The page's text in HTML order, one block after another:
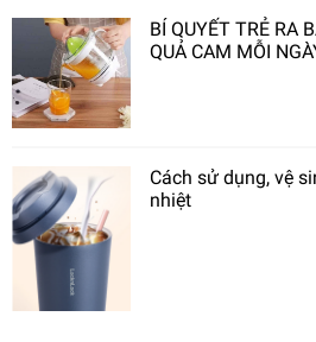
BÍ QUYẾT TRẺ RA
QUẢ CAM MỖI
Cách sử dụng, vệ
nhiệt